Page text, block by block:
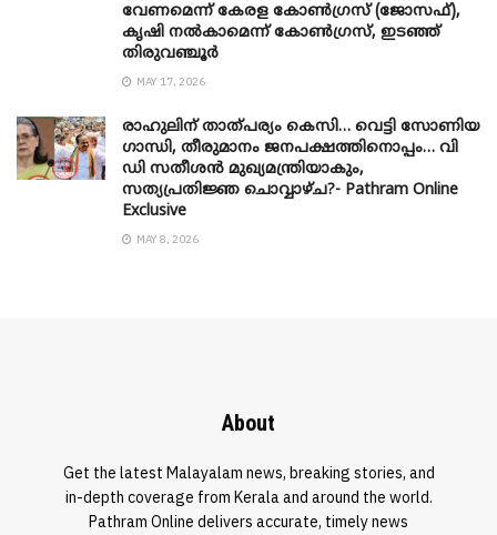
വേണമെന്ന് കേരള കോൺഗ്രസ് (ജോസഫ്),
കൃഷി നൽകാമെന്ന് കോൺഗ്രസ്, ഇടഞ്ഞ്
തിരുവഞ്ചൂർ
MAY 17, 2026
രാഹുലിന് താത്പര്യം കെസി… വെട്ടി സോണിയ
​ഗാന്ധി, തീരുമാനം ജനപക്ഷത്തിനൊപ്പം… വി
ഡി സതീശൻ മുഖ്യമന്ത്രിയാകും,
സത്യപ്രതിജ്ഞ ചൊവ്വാഴ്ച?- Pathram Online
Exclusive
MAY 8, 2026
About
Get the latest Malayalam news, breaking stories, and
in-depth coverage from Kerala and around the world.
Pathram Online delivers accurate, timely news